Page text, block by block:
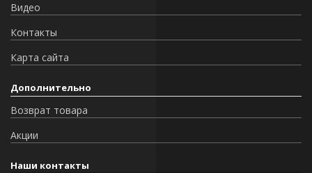
Видео
Контакты
Карта сайта
Дополнительно
Возврат товара
Акции
Наши контакты